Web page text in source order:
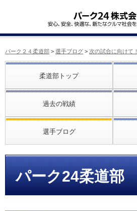
パーク２４柔道部 > 選手ブログ > 次の試合に向けて！
柔道部トップ
過去の戦績
選手ブログ
パーク24柔道部